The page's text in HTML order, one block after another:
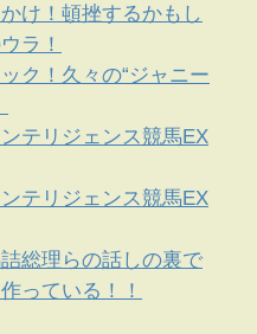
け！頓挫するかもし
ラ！
ク！久々の“ジャニー
テリジェンス競馬EX
テリジェンス競馬EX
総理らの話しの裏で
っている！！